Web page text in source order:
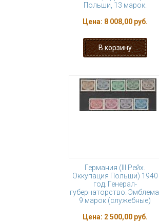
Польши, 13 марок.
Цена: 8 008,00 руб.
Германия (III Рейх.
Оккупация Польши) 1940
год. Генерал-
губернаторство. Эмблема,
9 марок (служебные)
Цена: 2 500,00 руб.